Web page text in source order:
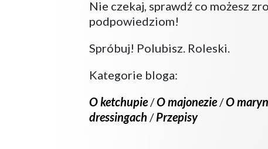
Nie czekaj, sprawdź co możesz
podpowiedziom!
Spróbuj! Polubisz. Roleski.
Kategorie bloga:
O ketchupie/O majonezie/O
dressingach /Przepisy